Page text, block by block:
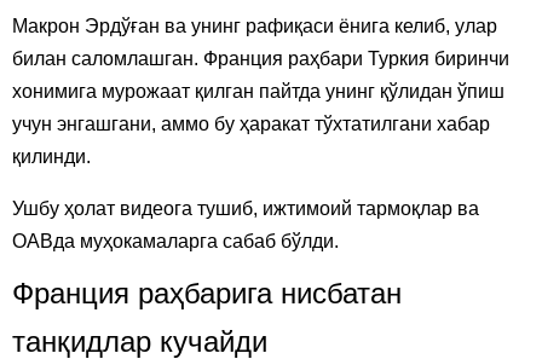
Макрон Эрдўған ва унинг рафиқаси ёнига келиб, улар
билан саломлашган. Франция раҳбари Туркия биринчи
хонимига мурожаат қилган пайтда унинг қўлидан ўпиш
учун энгашгани, аммо бу ҳаракат тўхтатилгани хабар
қилинди.
Ушбу ҳолат видеога тушиб, ижтимоий тармоқлар ва
ОАВда муҳокамаларга сабаб бўлди.
Франция раҳбарига нисбатан
танқидлар кучайди